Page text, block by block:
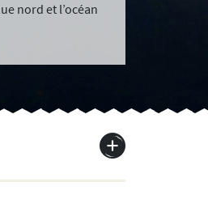
nord et l’océan